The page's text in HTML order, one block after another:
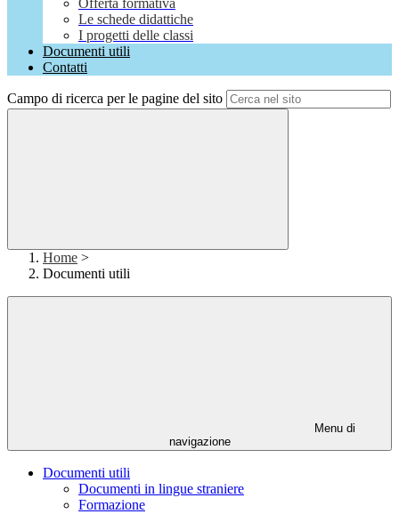
Offerta formativa
Le schede didattiche
I progetti delle classi
Documenti utili
Contatti
Campo di ricerca per le pagine del sito
Home >
Documenti utili
Menu di
navigazione
Documenti utili
Documenti in lingue straniere
Formazione